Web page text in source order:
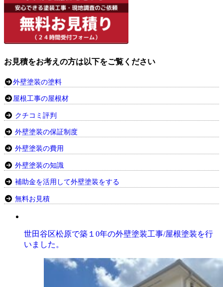
お見積をお考えの方は以下をご覧ください
外壁塗装の塗料
屋根工事の屋根材
クチコミ評判
外壁塗装の保証制度
外壁塗装の費用
外壁塗装の知識
補助金を活用して外壁塗装をする
無料お見積
世田谷区松原で築１0年の外壁塗装工事/屋根塗装を行
いました。